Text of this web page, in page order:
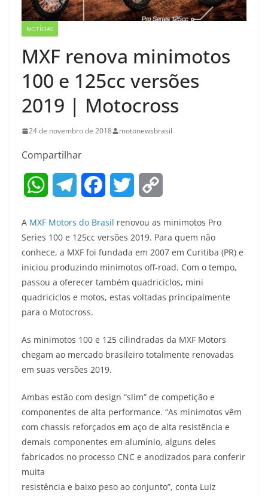
NOTÍCIAS
MXF renova minimotos
100 e 125cc versões
2019 | Motocross
24 de novembro de 2018 motonewsbrasil
Compartilhar
W
a
t
s
A
p
l
e
g
r
m
c
e
b
o
k
i
t
t
e
p
y
L
i
k
A MXF Motors do Brasil renovou as minimotos Pro
Series 100 e 125cc versões 2019. Para quem não
conhece, a MXF foi fundada em 2007 em Curitiba (PR) e
iniciou produzindo minimotos off-road. Com o tempo,
passou a oferecer também quadriciclos, mini
quadriciclos e motos, estas voltadas principalmente
para o Motocross.
As minimotos 100 e 125 cilindradas da MXF Motors
chegam ao mercado brasileiro totalmente renovadas
em suas versões 2019.
Ambas estão com design “slim” de competição e
componentes de alta performance. “As minimotos vêm
com chassis reforçados em aço de alta resistência e
demais componentes em alumínio, alguns deles
fabricados no processo CNC e anodizados para conferir
muita
resistência e baixo peso ao conjunto”, conta Luiz